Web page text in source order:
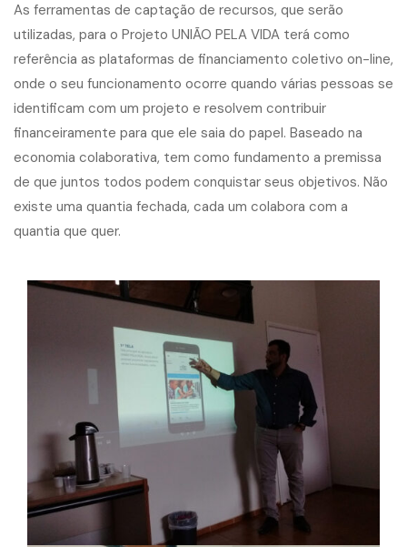
As ferramentas de captação de recursos, que serão
utilizadas, para o Projeto UNIÃO PELA VIDA terá como
referência as plataformas de financiamento coletivo on-line,
onde o seu funcionamento ocorre quando várias pessoas se
identificam com um projeto e resolvem contribuir
financeiramente para que ele saia do papel. Baseado na
economia colaborativa, tem como fundamento a premissa
de que juntos todos podem conquistar seus objetivos. Não
existe uma quantia fechada, cada um colabora com a
quantia que quer.